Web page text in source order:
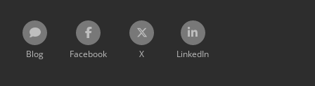
Blog Facebook X LinkedIn